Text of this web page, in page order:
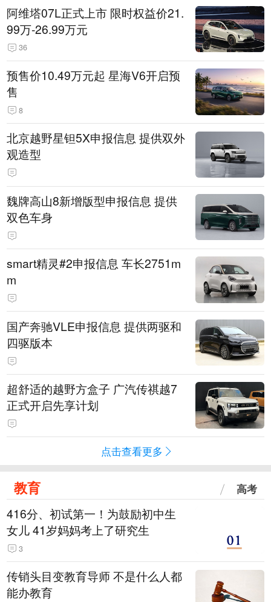
阿维塔07L正式上市 限时权益价21.
99万-26.99万元
36
预售价10.49万元起 星海V6开启预
售
8
北京越野星钽5X申报信息 提供双外
观造型
魏牌高山8新增版型申报信息 提供
双色车身
smart精灵#2申报信息 车长2751m
m
国产奔驰VLE申报信息 提供两驱和
四驱版本
超舒适的越野方盒子 广汽传祺越7
正式开启先享计划
点击查看更多
教育 高考
416分、初试第一！为鼓励初中生
女儿 41岁妈妈考上了研究生
3
传销头目变教育导师 不是什么人都
能办教育